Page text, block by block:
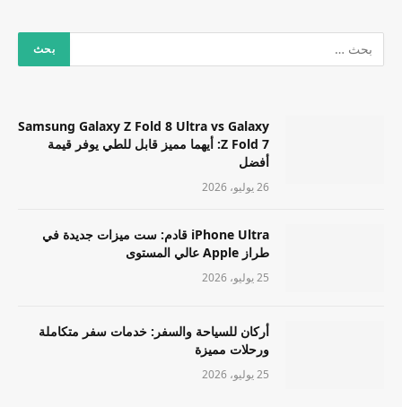
Samsung Galaxy Z Fold 8 Ultra vs Galaxy
Z Fold 7: أيهما مميز قابل للطي يوفر قيمة
أفضل
26 يوليو، 2026
iPhone Ultra قادم: ست ميزات جديدة في
طراز Apple عالي المستوى
25 يوليو، 2026
أركان للسياحة والسفر: خدمات سفر متكاملة
ورحلات مميزة
25 يوليو، 2026